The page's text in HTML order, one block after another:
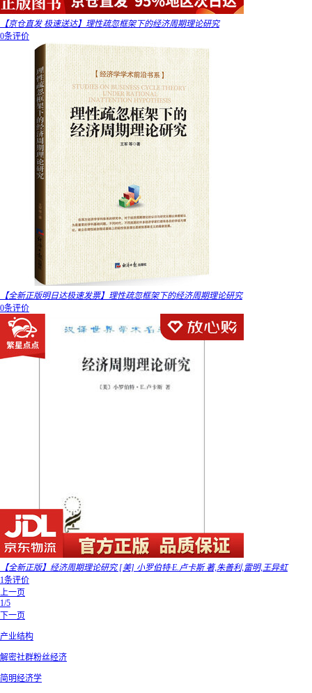
【京仓直发 极速送达】理性疏忽框架下的经济周期理论研究
0条评价
【全新正版明日达极速发票】理性疏忽框架下的经济周期理论研究
0条评价
【全新正版】经济周期理论研究 [美] 小罗伯特·E.卢卡斯 著,朱善利,雷明,王异虹
1条评价
上一页
1/5
下一页
产业结构
解密社群粉丝经济
简明经济学